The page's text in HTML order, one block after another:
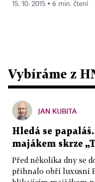
15. 10. 2015 ▪ 6 min. čtení
Vybíráme z
JAN KUBITA
Hledá se
majákem skrze
Před několika dny se
přihnalo obří luxusní